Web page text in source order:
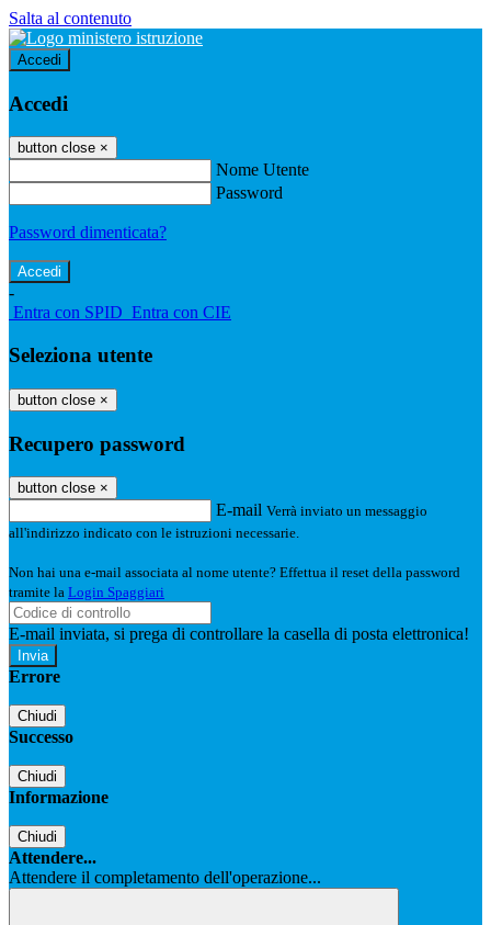
Salta al contenuto
Accedi
Accedi
button close ×
Nome Utente
Password
Password dimenticata?
-
Entra con SPID Entra con CIE
Seleziona utente
button close ×
Recupero password
button close ×
E-mail Verrà inviato un messaggio
all'indirizzo indicato con le istruzioni necessarie.
Non hai una e-mail associata al nome utente? Effettua il reset della password
tramite la Login Spaggiari
E-mail inviata, si prega di controllare la casella di posta elettronica!
Errore
Chiudi
Successo
Chiudi
Informazione
Chiudi
Attendere...
Attendere il completamento dell'operazione...